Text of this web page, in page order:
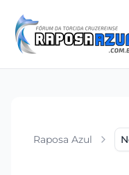
Raposa Azul